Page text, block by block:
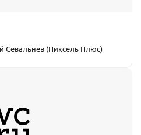
Севальнев (Пиксель Плюс)